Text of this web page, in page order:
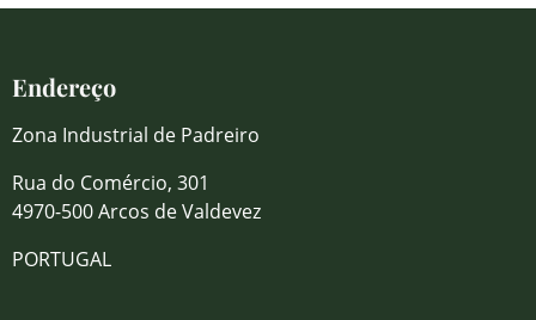
Endereço
Zona Industrial de Padreiro
Rua do Comércio, 301
4970-500 Arcos de Valdevez
PORTUGAL